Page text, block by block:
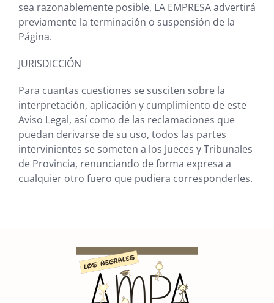
sea razonablemente posible, LA EMPRESAadvertirá
previamente la terminación o suspensión de la
Página.
JURISDICCIÓN
Para cuantas cuestiones se susciten sobre la
interpretación, aplicación y cumplimiento de este
Aviso Legal, así como de las reclamaciones que
puedan derivarse de su uso, todos las partes
intervinientes se someten a los Jueces y Tribunales
de Provincia, renunciando de forma expresa a
cualquier otro fuero que pudiera corresponderles.